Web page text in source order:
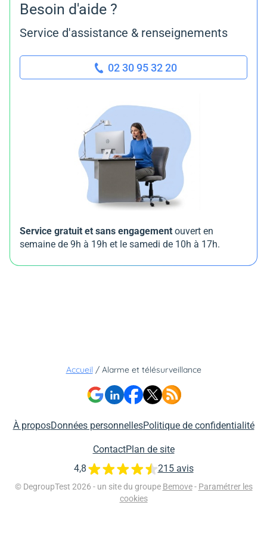
Besoin d'aide ?
Service d'assistance & renseignements
02 30 95 32 20
Service gratuit et sans engagement ouvert en
semaine de 9h à 19h et le samedi de 10h à 17h.
Accueil / Alarme et télésurveillance
À proposDonnées personnellesPolitique de confidentialité
ContactPlan de site
© DegroupTest 2026 - un site du groupe Bemove - Paramétrer les
cookies
4,8 215 avis